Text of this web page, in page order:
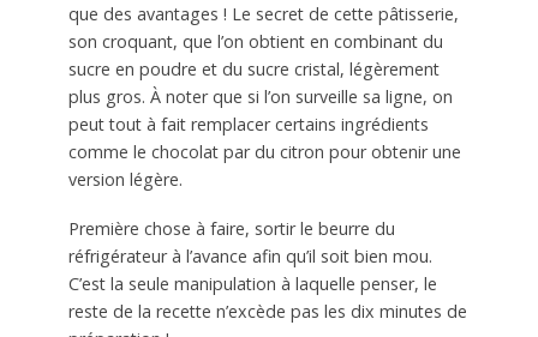
que des avantages ! Le secret de cette pâtisserie,
son croquant, que l’on obtient en combinant du
sucre en poudre et du sucre cristal, légèrement
plus gros. À noter que si l’on surveille sa ligne, on
peut tout à fait remplacer certains ingrédients
comme le chocolat par du citron pour obtenir une
version légère.
Première chose à faire, sortir le beurre du
réfrigérateur à l’avance afin qu’il soit bien mou.
C’est la seule manipulation à laquelle penser, le
reste de la recette n’excède pas les dix minutes de